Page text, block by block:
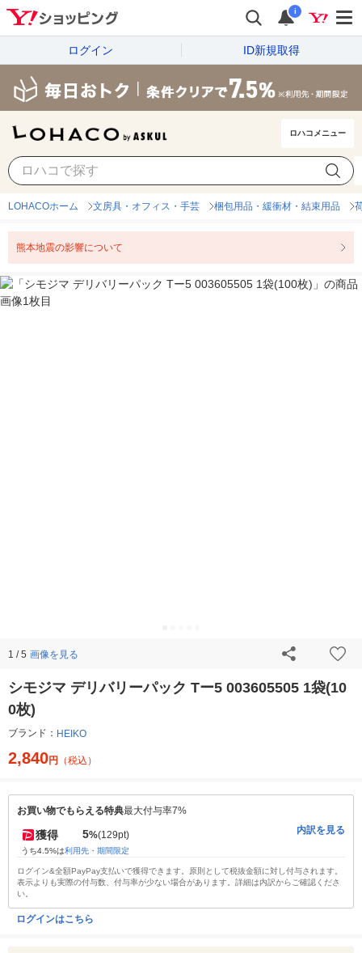
i
ログイン ID新規取得
ロハコメニュー
LOHACOホーム 文房具・オフィス・手芸 梱包用品・緩衝材・結束用品
熊本地震の影響について
1 / 5 画像を見る
シモジマ デリバリーパック Tー5 003605505 1袋(10
0枚)
ブランド： HEIKO
2,840円 （税込）
お買い物でもらえる特典最大付与率7%
獲得 5%(129pt)
うち4.5%は利用先・期間限定
内訳を見る
ログイン&全額PayPay支払いで獲得できます。原則として税抜金額に対し付与されます。
表示よりも実際の付与数、付与率が少ない場合があります。詳細は内訳からご確認くださ
い。
ログインはこちら